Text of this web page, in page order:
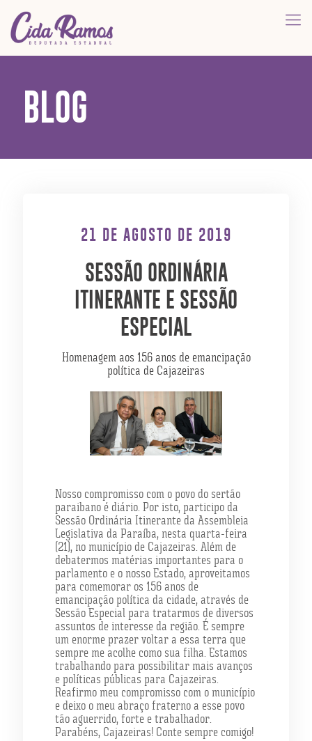
BLOG
21 DE AGOSTO DE 2019
SESSÃO ORDINÁRIA
ITINERANTE E SESSÃO
ESPECIAL
Homenagem aos 156 anos de emancipação
política de Cajazeiras
Nosso compromisso com o povo do sertão
paraibano é diário. Por isto, participo da
Sessão Ordinária Itinerante da Assembleia
Legislativa da Paraíba, nesta quarta-feira
(21), no município de Cajazeiras. Além de
debatermos matérias importantes para o
parlamento e o nosso Estado, aproveitamos
para comemorar os 156 anos de
emancipação política da cidade, através de
Sessão Especial para tratarmos de diversos
assuntos de interesse da região. É sempre
um enorme prazer voltar a essa terra que
sempre me acolhe como sua filha. Estamos
trabalhando para possibilitar mais avanços
e políticas públicas para Cajazeiras.
Reafirmo meu compromisso com o município
e deixo o meu abraço fraterno a esse povo
tão aguerrido, forte e trabalhador.
Parabéns, Cajazeiras! Conte sempre comigo!